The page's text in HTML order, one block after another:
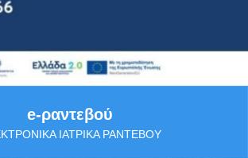
e-ραντεβού
ΙΑΤΡΙΚΆ ΡΑΝΤΕΒΟΎ